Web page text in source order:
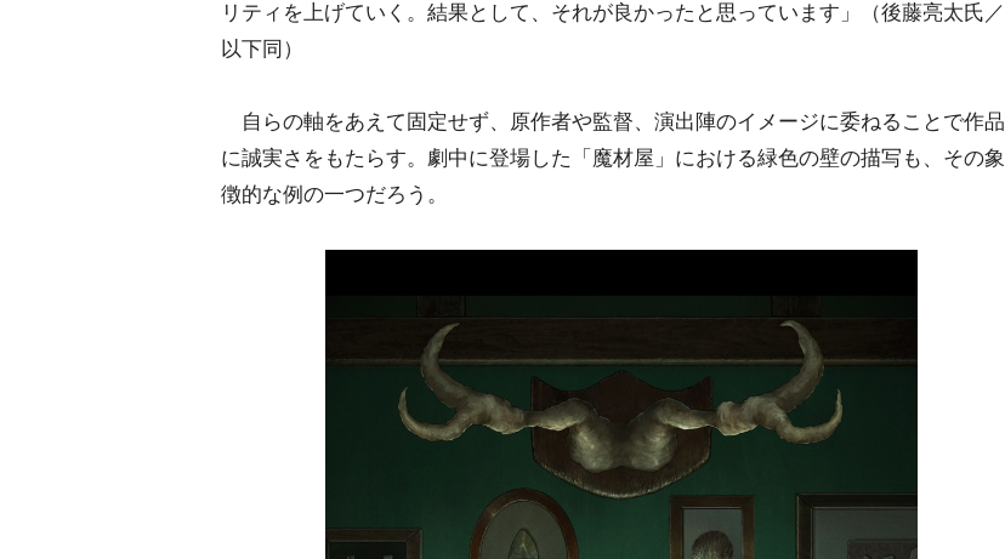
リティを上げていく。結果として、それが良かったと思っています」（後藤亮太氏／
以下同）
自らの軸をあえて固定せず、原作者や監督、演出陣のイメージに委ねることで作品
に誠実さをもたらす。劇中に登場した「魔材屋」における緑色の壁の描写も、その象
徴的な例の一つだろう。